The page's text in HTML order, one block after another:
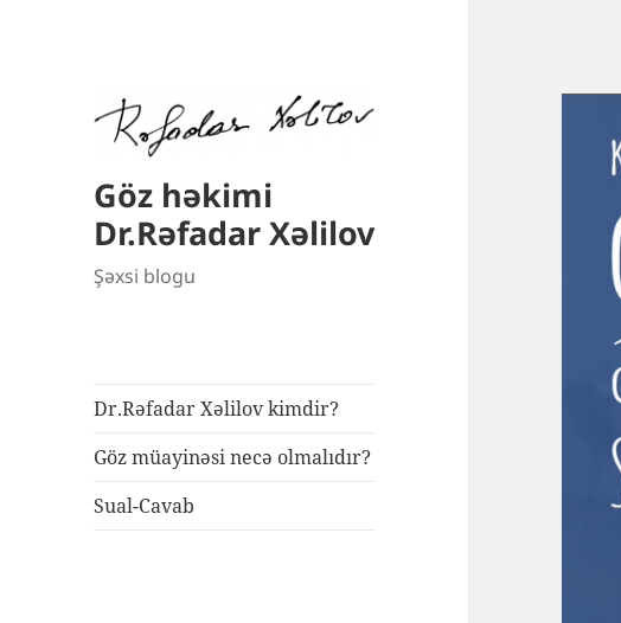
Göz həkimi
Dr.Rəfadar Xəlilov
Şəxsi blogu
Dr.Rəfadar Xəlilov kimdir?
Göz müayinəsi necə olmalıdır?
Sual-Cavab